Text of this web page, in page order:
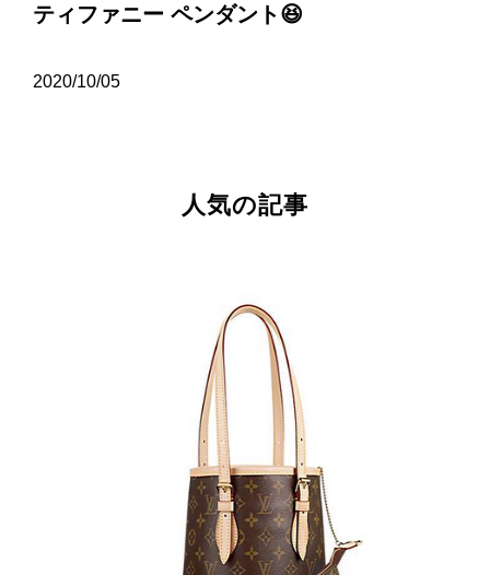
ティファニー ペンダント😆
2020/10/05
人気の記事